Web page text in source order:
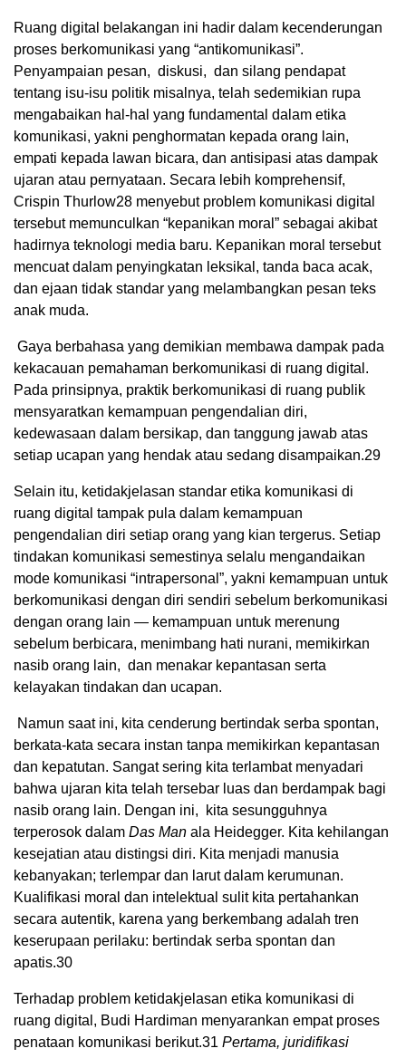
Ruang digital belakangan ini hadir dalam kecenderungan
proses berkomunikasi yang “antikomunikasi”.
Penyampaian pesan, diskusi, dan silang pendapat
tentang isu-isu politik misalnya, telah sedemikian rupa
mengabaikan hal-hal yang fundamental dalam etika
komunikasi, yakni penghormatan kepada orang lain,
empati kepada lawan bicara, dan antisipasi atas dampak
ujaran atau pernyataan. Secara lebih komprehensif,
Crispin Thurlow28 menyebut problem komunikasi digital
tersebut memunculkan “kepanikan moral” sebagai akibat
hadirnya teknologi media baru. Kepanikan moral tersebut
mencuat dalam penyingkatan leksikal, tanda baca acak,
dan ejaan tidak standar yang melambangkan pesan teks
anak muda.
Gaya berbahasa yang demikian membawa dampak pada
kekacauan pemahaman berkomunikasi di ruang digital.
Pada prinsipnya, praktik berkomunikasi di ruang publik
mensyaratkan kemampuan pengendalian diri,
kedewasaan dalam bersikap, dan tanggung jawab atas
setiap ucapan yang hendak atau sedang disampaikan.29
Selain itu, ketidakjelasan standar etika komunikasi di
ruang digital tampak pula dalam kemampuan
pengendalian diri setiap orang yang kian tergerus. Setiap
tindakan komunikasi semestinya selalu mengandaikan
mode komunikasi “intrapersonal”, yakni kemampuan untuk
berkomunikasi dengan diri sendiri sebelum berkomunikasi
dengan orang lain — kemampuan untuk merenung
sebelum berbicara, menimbang hati nurani, memikirkan
nasib orang lain, dan menakar kepantasan serta
kelayakan tindakan dan ucapan.
Namun saat ini, kita cenderung bertindak serba spontan,
berkata-kata secara instan tanpa memikirkan kepantasan
dan kepatutan. Sangat sering kita terlambat menyadari
bahwa ujaran kita telah tersebar luas dan berdampak bagi
nasib orang lain. Dengan ini, kita sesungguhnya
terperosok dalam Das Man ala Heidegger. Kita kehilangan
kesejatian atau distingsi diri. Kita menjadi manusia
kebanyakan; terlempar dan larut dalam kerumunan.
Kualifikasi moral dan intelektual sulit kita pertahankan
secara autentik, karena yang berkembang adalah tren
keserupaan perilaku: bertindak serba spontan dan
apatis.30
Terhadap problem ketidakjelasan etika komunikasi di
ruang digital, Budi Hardiman menyarankan empat proses
penataan komunikasi berikut.31 Pertama, juridifikasi